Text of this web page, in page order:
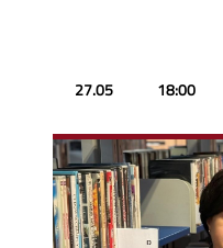
27.05 18:00